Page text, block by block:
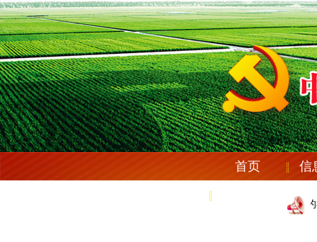
首页
信
庆安县纪委机关党委《关于市委第十一 巡察组反馈意见整改情况》的
庆安县纪委机关党委《关于市委第十一 巡察组反馈意见整改情况》的